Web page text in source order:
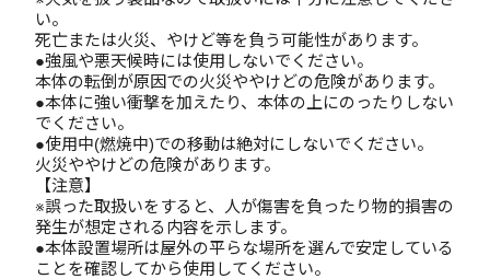
い。
死亡または火災、やけど等を負う可能性があります。
●強風や悪天候時には使用しないでください。
本体の転倒が原因での火災ややけどの危険があります。
●本体に強い衝撃を加えたり、本体の上にのったりしない
でください。
●使用中(燃焼中)での移動は絶対にしないでください。
火災ややけどの危険があります。
【注意】
※誤った取扱いをすると、人が傷害を負ったり物的損害の
発生が想定される内容を示します。
●本体設置場所は屋外の平らな場所を選んで安定している
ことを確認してから使用してください。